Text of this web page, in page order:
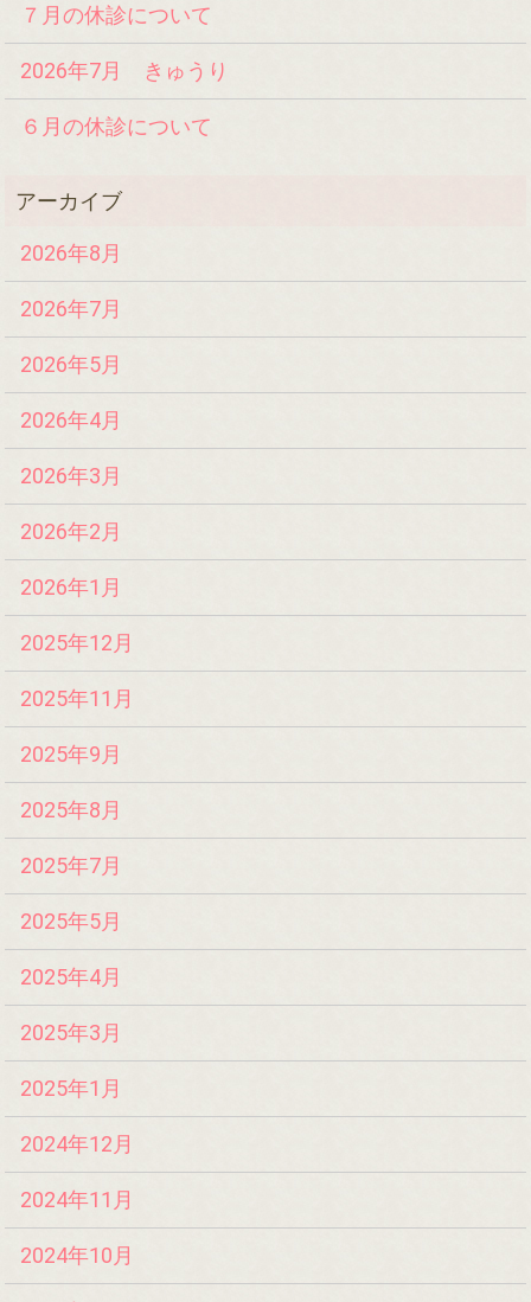
７月の休診について
2026年7月 きゅうり
６月の休診について
2026年8月
2026年7月
2026年5月
2026年4月
2026年3月
2026年2月
2026年1月
2025年12月
2025年11月
2025年9月
2025年8月
2025年7月
2025年5月
2025年4月
2025年3月
2025年1月
2024年12月
2024年11月
2024年10月